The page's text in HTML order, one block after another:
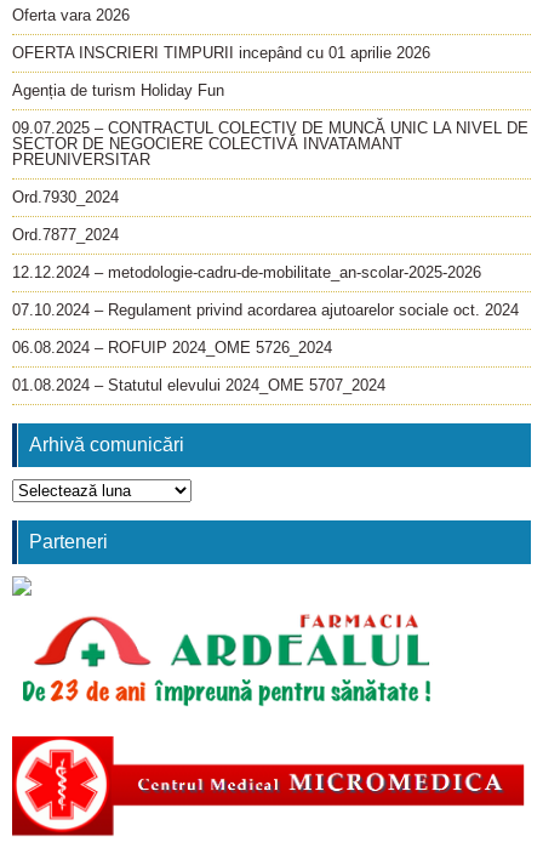
Oferta vara 2026
OFERTA INSCRIERI TIMPURII incepând cu 01 aprilie 2026
Agenția de turism Holiday Fun
09.07.2025 – CONTRACTUL COLECTIV DE MUNCĂ UNIC LA NIVEL DE
SECTOR DE NEGOCIERE COLECTIVĂ INVATAMANT
PREUNIVERSITAR
Ord.7930_2024
Ord.7877_2024
12.12.2024 – metodologie-cadru-de-mobilitate_an-scolar-2025-2026
07.10.2024 – Regulament privind acordarea ajutoarelor sociale oct. 2024
06.08.2024 – ROFUIP 2024_OME 5726_2024
01.08.2024 – Statutul elevului 2024_OME 5707_2024
Arhivă comunicări
Arhivă
comunicări
Parteneri